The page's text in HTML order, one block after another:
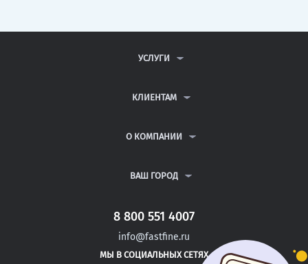
УСЛУГИ
ДИПЛОМНЫЕ РАБОТЫ
РЕФЕРАТЫ
КЛИЕНТАМ
ВОПРОСЫ И ОТВЕТЫ
ПОЛИТИКА КОНФИДЕНЦИАЛЬНОСТИ
О КОМПАНИИ
КОНТАКТЫ
ВАШ ГОРОД
САНКТ-ПЕТЕРБУРГ
УРЮПИНСК
САФОНОВО
8 800 551 4007
info@fastfine.ru
МЫ В СОЦИАЛЬНЫХ СЕТЯХ